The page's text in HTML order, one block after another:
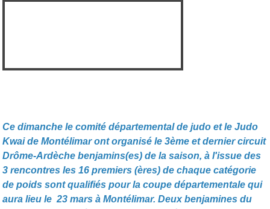
Ce dimanche le comité départemental de judo et le Judo
Kwai de Montélimar ont organisé le 3ème et dernier circuit
Drôme-Ardèche benjamins(es) de la saison, à l'issue des
3 rencontres les 16 premiers (ères) de chaque catégorie
de poids sont qualifiés pour la coupe départementale qui
aura lieu le 23 mars à Montélimar. Deux benjamines du